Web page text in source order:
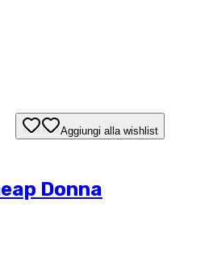
Aggiungi alla wishlist
Donna